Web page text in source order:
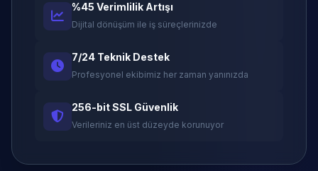
%45 Verimlilik Artışı
Dijital dönüşüm ile iş süreçlerinizde
7/24 Teknik Destek
Profesyonel ekibimiz her zaman yanınızda
256-bit SSL Güvenlik
Verileriniz en üst düzeyde korunuyor